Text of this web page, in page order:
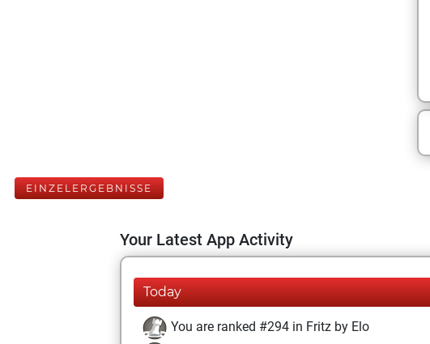
EINZELERGEBNISSE
Your Latest App Activity
Today
You are ranked #294 in Fritz by Elo